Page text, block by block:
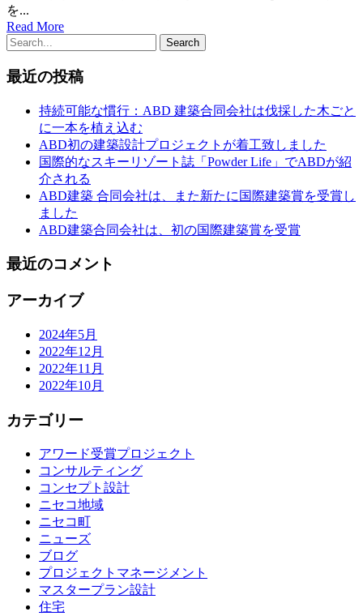
を...
Read More
最近の投稿
持続可能な慣行：ABD 建築合同会社は伐採した木ごと
に一本を植え込む
ABD初の建築設計プロジェクトが着工致しました
国際的なスキーリゾート誌「Powder Life」でABDが紹
介される
ABD建築 合同会社は、また新たに国際建築賞を受賞し
ました
ABD建築合同会社は、初の国際建築賞を受賞
最近のコメント
アーカイブ
2024年5月
2022年12月
2022年11月
2022年10月
カテゴリー
アワード受賞プロジェクト
コンサルティング
コンセプト設計
ニセコ地域
ニセコ町
ニューズ
ブログ
プロジェクトマネージメント
マスタープラン設計
住宅